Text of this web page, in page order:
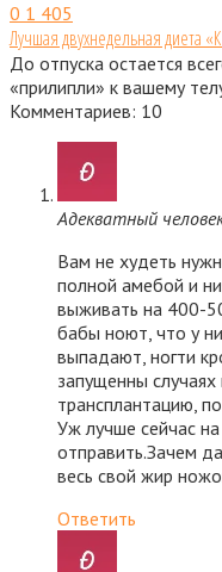
0 1 405
Лучшая двухнедельная диета
До отпуска остается
«прилипли» к вашему
Комментариев: 10
Адекватный
Вам не худеть
полной амебой и
выживать на 400-
бабы ноют, что у
выпадают, ногти
запущенны
трансплантацию,
Уж лучше сейчас
отправить.Зачем
весь свой жир
Ответить